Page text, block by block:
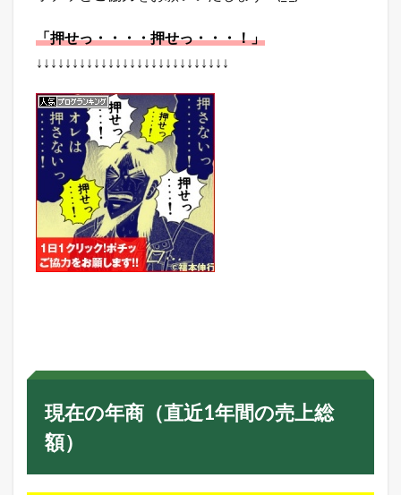
ど
う
も
い
い
つ
ぶ
や
き
「押せっ・・・・押せっ・・・！」
↓↓↓↓↓↓↓↓↓↓↓↓↓↓↓↓↓↓↓↓↓↓↓↓↓↓↓
現在の年商（直近1年間の売上総
額）